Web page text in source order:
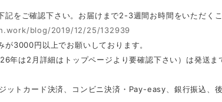
記をご確認下さい。お届けまで2-3週間お時間をいただくこ
blog/2019/12/25/132939
が3000円以上でお願いしております。
年は2月詳細はトップページより要確認下さい）は発送ま
ットカード決済、コンビニ決済・Pay-easy、銀行振込、